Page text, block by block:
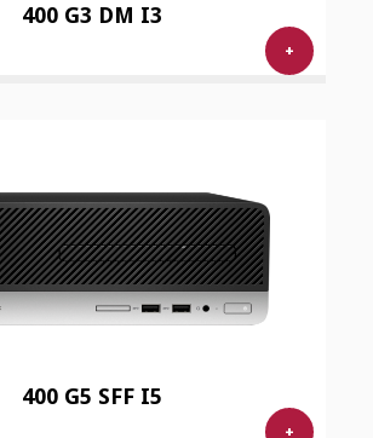
400 G3 DM I3
+
400 G5 SFF I5
+